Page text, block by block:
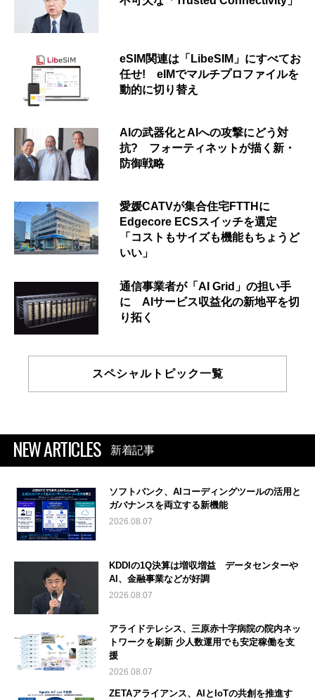
eSIM関連は「LibeSIM」にすべてお
任せ! eIMでマルチプロファイルを
動的に切り替え
AIの武器化とAIへの攻撃にどう対
抗? フォーティネットが描く新・
防御戦略
愛媛CATVが集合住宅FTTHに
Edgecore ECSスイッチを選定
「コストもサイズも機能もちょうど
いい」
通信事業者が「AI Grid」の担い手
に AIサービス収益化の新地平を切
り拓く
スペシャルトピック一覧
NEW ARTICLES 新着記事
ソフトバンク、AIコーディングツールの活用と
ガバナンスを両立する新機能
2026.08.07
KDDIの1Q決算は増収増益 データセンターや
AI、金融事業などが好調
2026.08.07
アライドテレシス、三原赤十字病院の院内ネッ
トワークを刷新 少人数運用でも安定稼働を支
援
2026.08.07
ZETAアライアンス、AIとIoTの共創を推進す